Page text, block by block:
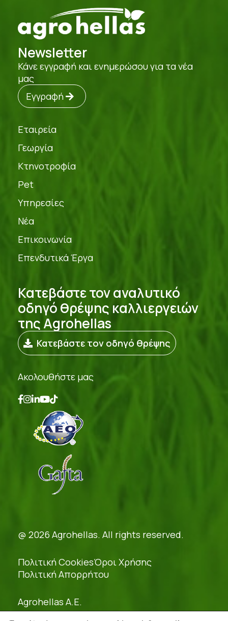
Newsletter
Κάνε εγγραφή και ενημερώσου για τα νέα
μας
Εγγραφή
Εταιρεία
Γεωργία
Κτηνοτροφία
Pet
Υπηρεσίες
Νέα
Επικοινωνία
Επενδυτικά Έργα
Κατεβάστε τον αναλυτικό
οδηγό θρέψης καλλιεργειών
της Agrohellas
Κατεβάστε τον οδηγό θρέψης
Ακολουθήστε μας
@ 2026 Agrohellas. All rights reserved.
Πολιτική CookiesΌροι Χρήσης
Πολιτική Απορρήτου
Agrohellas A.E.
Γ.Ε.ΜΗ.: 54379421000